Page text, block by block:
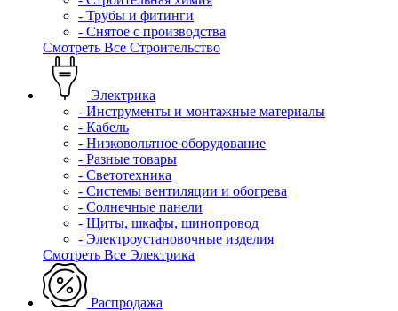
- Трубы и фитинги
- Снятое с производства
Смотреть Все Строительство
Электрика
- Инструменты и монтажные материалы
- Кабель
- Низковольтное оборудование
- Разные товары
- Светотехника
- Системы вентиляции и обогрева
- Солнечные панели
- Щиты, шкафы, шинопровод
- Электроустановочные изделия
Смотреть Все Электрика
Распродажа